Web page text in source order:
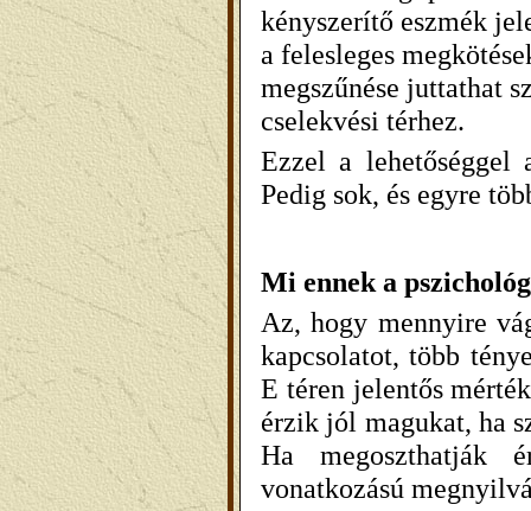
kényszerítő eszmék
a felesleges
megszűnése juttathat
cselekvési térhez.
Ezzel a lehetőséggel
Pedig sok, és egyre
Mi ennek a
Az, hogy mennyire
kapcsolatot, több
E téren jelentős
érzik jól magukat, ha
Ha megoszthatják
vonatkozású